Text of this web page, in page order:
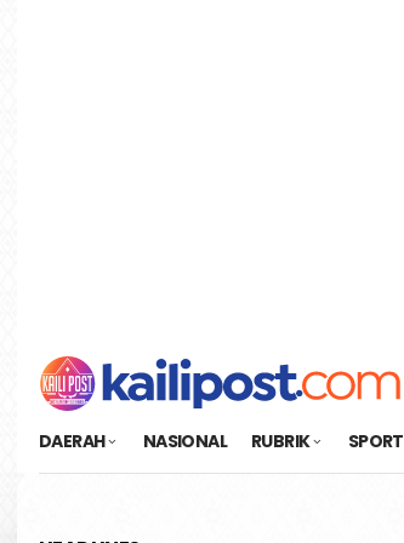
DAERAH NASIONAL RUBRIK SPORT